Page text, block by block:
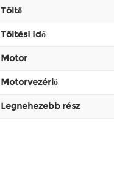
Töltő
Töltési idő
Motor
Motorvezérlő
Legnehezebb rész